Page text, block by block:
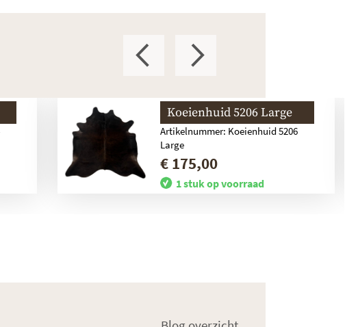
Koeienhuid 5206 Large
Artikelnummer: Koeienhuid 5206
Large
€ 175,00
1 stuk op voorraad